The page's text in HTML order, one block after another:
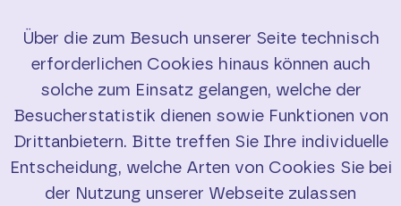
Buchung
Sie sind hier:Service > Verkehrsmeldungen
Über die zum Besuch unserer Seite technisch
erforderlichen Cookies hinaus können auch
solche zum Einsatz gelangen, welche der
Besucherstatistik dienen sowie Funktionen von
Drittanbietern. Bitte treffen Sie Ihre individuelle
Entscheidung, welche Arten von Cookies Sie bei
der Nutzung unserer Webseite zulassen